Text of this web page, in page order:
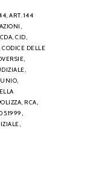
ART. 144
CDA, CID,
CODICE DELLE
RCA,